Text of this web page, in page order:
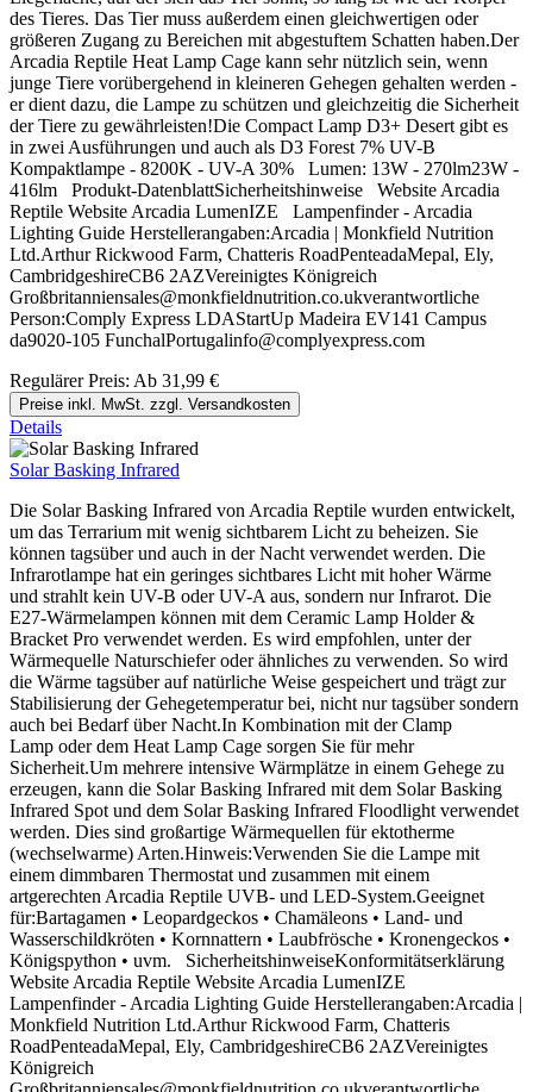
des Tieres. Das Tier muss außerdem einen gleichwertigen oder
größeren Zugang zu Bereichen mit abgestuftem Schatten haben.Der
Arcadia Reptile Heat Lamp Cage kann sehr nützlich sein, wenn
junge Tiere vorübergehend in kleineren Gehegen gehalten werden -
er dient dazu, die Lampe zu schützen und gleichzeitig die Sicherheit
der Tiere zu gewährleisten!Die Compact Lamp D3+ Desert gibt es
in zwei Ausführungen und auch als D3 Forest 7% UV-B
Kompaktlampe - 8200K - UV-A 30% Lumen: 13W - 270lm23W -
416lm Produkt-DatenblattSicherheitshinweise Website Arcadia
Reptile Website Arcadia LumenIZE Lampenfinder - Arcadia
Lighting Guide Herstellerangaben:Arcadia | Monkfield Nutrition
Ltd.Arthur Rickwood Farm, Chatteris RoadPenteadaMepal, Ely,
CambridgeshireCB6 2AZVereinigtes Königreich
Großbritanniensales@monkfieldnutrition.co.ukverantwortliche
Person:Comply Express LDAStartUp Madeira EV141 Campus
da9020-105 FunchalPortugalinfo@complyexpress.com
Regulärer Preis: Ab 31,99 €
Preise inkl. MwSt. zzgl. Versandkosten
Details
Solar Basking Infrared
Die Solar Basking Infrared von Arcadia Reptile wurden entwickelt,
um das Terrarium mit wenig sichtbarem Licht zu beheizen. Sie
können tagsüber und auch in der Nacht verwendet werden. Die
Infrarotlampe hat ein geringes sichtbares Licht mit hoher Wärme
und strahlt kein UV-B oder UV-A aus, sondern nur Infrarot. Die
E27-Wärmelampen können mit dem Ceramic Lamp Holder &
Bracket Pro verwendet werden. Es wird empfohlen, unter der
Wärmequelle Naturschiefer oder ähnliches zu verwenden. So wird
die Wärme tagsüber auf natürliche Weise gespeichert und trägt zur
Stabilisierung der Gehegetemperatur bei, nicht nur tagsüber sondern
auch bei Bedarf über Nacht.In Kombination mit der Clamp
Lamp oder dem Heat Lamp Cage sorgen Sie für mehr
Sicherheit.Um mehrere intensive Wärmplätze in einem Gehege zu
erzeugen, kann die Solar Basking Infrared mit dem Solar Basking
Infrared Spot und dem Solar Basking Infrared Floodlight verwendet
werden. Dies sind großartige Wärmequellen für ektotherme
(wechselwarme) Arten.Hinweis:Verwenden Sie die Lampe mit
einem dimmbaren Thermostat und zusammen mit einem
artgerechten Arcadia Reptile UVB- und LED-System.Geeignet
für:Bartagamen • Leopardgeckos • Chamäleons • Land- und
Wasserschildkröten • Kornnattern • Laubfrösche • Kronengeckos •
Königspython • uvm. SicherheitshinweiseKonformitätserklärung
Website Arcadia Reptile Website Arcadia LumenIZE
Lampenfinder - Arcadia Lighting Guide Herstellerangaben:Arcadia |
Monkfield Nutrition Ltd.Arthur Rickwood Farm, Chatteris
RoadPenteadaMepal, Ely, CambridgeshireCB6 2AZVereinigtes
Königreich